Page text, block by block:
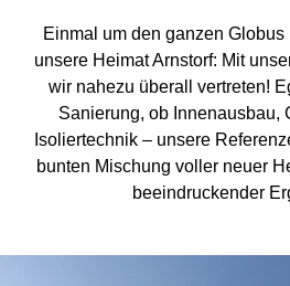
Einmal um den ganzen
unsere Heimat Arnstorf: Mit
wir nahezu überall vertreten!
Sanierung, ob Innenausbau,
Isoliertechnik – unsere
bunten Mischung voller neuer
beeindruckender